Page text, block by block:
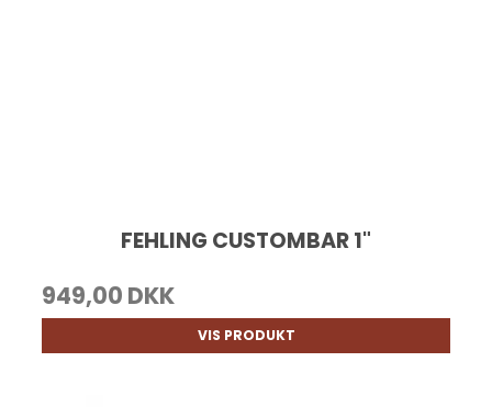
FEHLING CUSTOMBAR 1"
949,00 DKK
VIS PRODUKT